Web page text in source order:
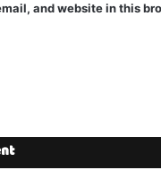
and website in this